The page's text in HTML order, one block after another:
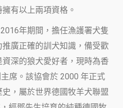
有以上兩項資格。
2016年期間，擔任漁護署犬隻
廣正確的訓犬知識，備受歡
深的狼犬愛好者，現時為香
席。該協會於 2000 年正式
，屬於世界德國牧羊犬聯盟